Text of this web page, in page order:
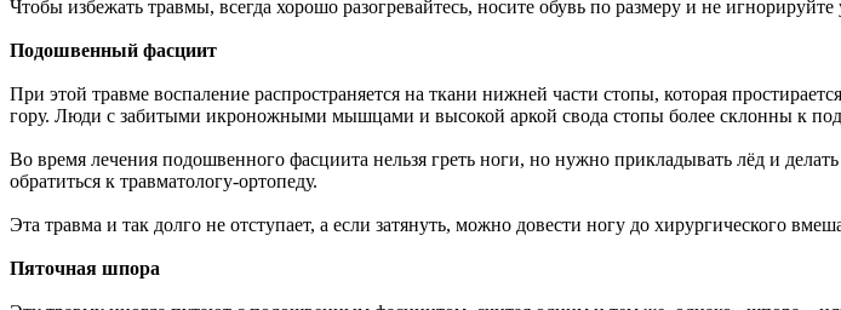
Чтобы избежать травмы, всегда хорошо разогревайтесь, носите обувь по размеру и не
Подошвенный фасциит
При этой травме воспаление распространяется на ткани нижней части стопы, которая
гору. Люди с забитыми икроножными мышцами и высокой аркой свода стопы более склонны к
Во время лечения подошвенного фасциита нельзя греть ноги, но нужно прикладывать лёд и
обратиться к травматологу-ортопеду.
Эта травма и так долго не отступает, а если затянуть, можно довести ногу до хирургического
Пяточная шпора